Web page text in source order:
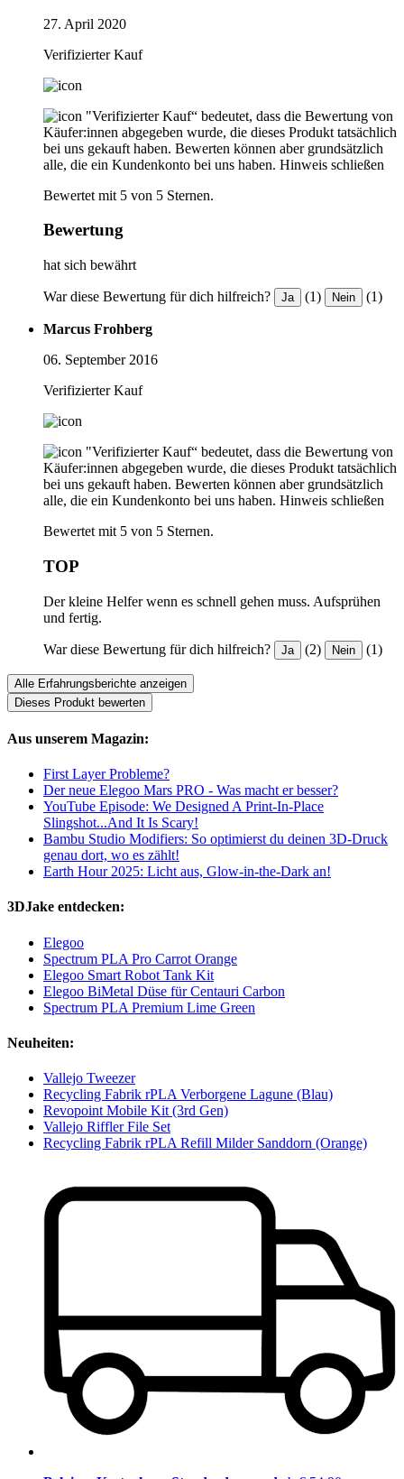
27. April 2020
Verifizierter Kauf
"Verifizierter Kauf“ bedeutet, dass die Bewertung von
Käufer:innen abgegeben wurde, die dieses Produkt tatsächlich
bei uns gekauft haben. Bewerten können aber grundsätzlich
alle, die ein Kundenkonto bei uns haben. Hinweis schließen
Bewertet mit 5 von 5 Sternen.
Bewertung
hat sich bewährt
War diese Bewertung für dich hilfreich? Ja (1) Nein (1)
Marcus Frohberg
06. September 2016
Verifizierter Kauf
"Verifizierter Kauf“ bedeutet, dass die Bewertung von
Käufer:innen abgegeben wurde, die dieses Produkt tatsächlich
bei uns gekauft haben. Bewerten können aber grundsätzlich
alle, die ein Kundenkonto bei uns haben. Hinweis schließen
Bewertet mit 5 von 5 Sternen.
TOP
Der kleine Helfer wenn es schnell gehen muss. Aufsprühen
und fertig.
War diese Bewertung für dich hilfreich? Ja (2) Nein (1)
Alle Erfahrungsberichte anzeigen
Dieses Produkt bewerten
Aus unserem Magazin:
First Layer Probleme?
Der neue Elegoo Mars PRO - Was macht er besser?
YouTube Episode: We Designed A Print-In-Place
Slingshot...And It Is Scary!
Bambu Studio Modifiers: So optimierst du deinen 3D-Druck
genau dort, wo es zählt!
Earth Hour 2025: Licht aus, Glow-in-the-Dark an!
3DJake entdecken:
Elegoo
Spectrum PLA Pro Carrot Orange
Elegoo Smart Robot Tank Kit
Elegoo BiMetal Düse für Centauri Carbon
Spectrum PLA Premium Lime Green
Neuheiten:
Vallejo Tweezer
Recycling Fabrik rPLA Verborgene Lagune (Blau)
Revopoint Mobile Kit (3rd Gen)
Vallejo Riffler File Set
Recycling Fabrik rPLA Refill Milder Sanddorn (Orange)